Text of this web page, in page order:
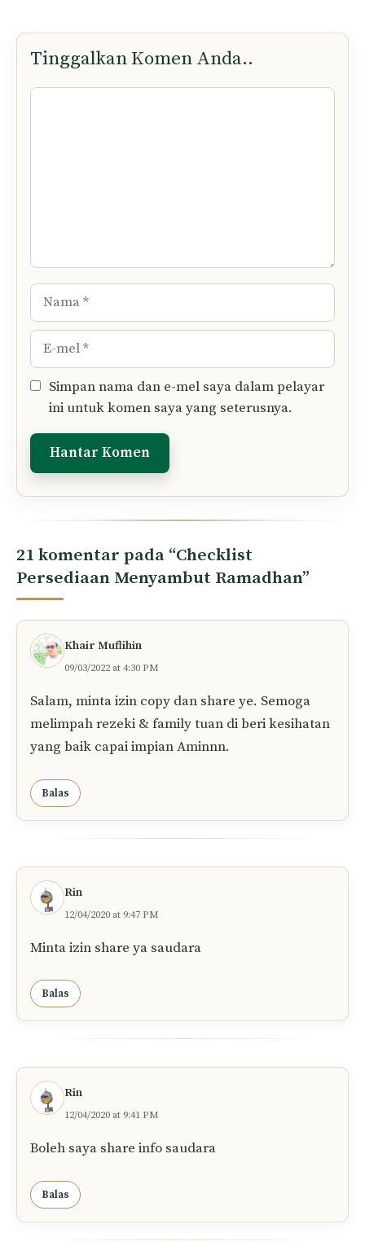
Tinggalkan Komen Anda..
Komen
Nama
E-
mel
Simpan nama dan e-mel saya dalam pelayar
ini untuk komen saya yang seterusnya.
21 komentar pada “Checklist
Persediaan Menyambut Ramadhan”
Khair Muflihin
09/03/2022 at 4:30 PM
Salam, minta izin copy dan share ye. Semoga
melimpah rezeki & family tuan di beri kesihatan
yang baik capai impian Aminnn.
Balas
Rin
12/04/2020 at 9:47 PM
Minta izin share ya saudara
Balas
Rin
12/04/2020 at 9:41 PM
Boleh saya share info saudara
Balas